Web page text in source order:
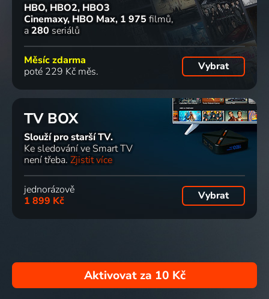
HBO, HBO2, HBO3
Cinemaxy, HBO Max 1 975 filmů
a 280 seriálů
Měsíc zdarma
poté 229 Kč měs.
Vybrat
TV BOX
Slouží pro starší TV.
Ke sledování ve Smart TV
není třeba. Zjistit více
jednorázově
1 899 Kč
Vybrat
Aktivovat za 10 Kč